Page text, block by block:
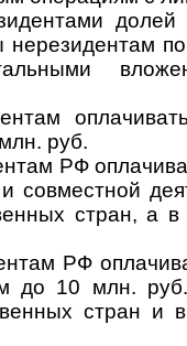
руб.
РФ
со­вмест­ной
стран, а
РФ
до 10 млн. руб.
стран и